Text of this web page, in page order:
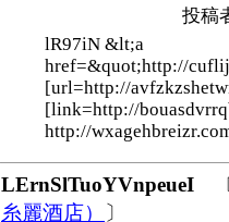
投稿
lR97iN &lt;a
href=&quot;http://
[url=http://
[link=http://
http://
LErnSlTuoYVnpeueI
糸麗酒店） 〕